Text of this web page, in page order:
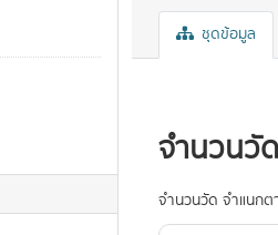
ชุดข้อมูล
จำนวนวัด
จำนวนวัด จำแนก